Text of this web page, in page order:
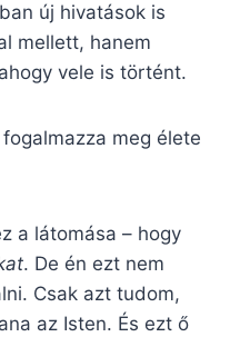
új hivatások is
mellett, hanem
vele is történt.
meg élete
a látomása – hogy
. De én ezt nem
Csak azt tudom,
az Isten. És ezt ő